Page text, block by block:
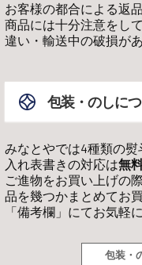
お客様の都合による返
商品には十分注意をし
違い・輸送中の破損が
包装・のしに
みなとやでは4種類の
入れ表書きの対応は無
ご進物をお買い上げの
品を幾つかまとめてお
「備考欄」にてお気軽
包装・